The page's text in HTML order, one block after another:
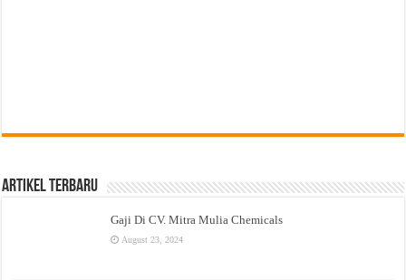
Artikel Terbaru
Gaji Di CV. Mitra Mulia Chemicals
August 23, 2024